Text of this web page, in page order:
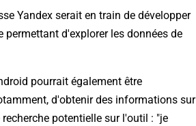
Yandex serait en train de développer
permettant d'explorer les données de
pourrait également être
d'obtenir des informations sur
potentielle sur l'outil : "je